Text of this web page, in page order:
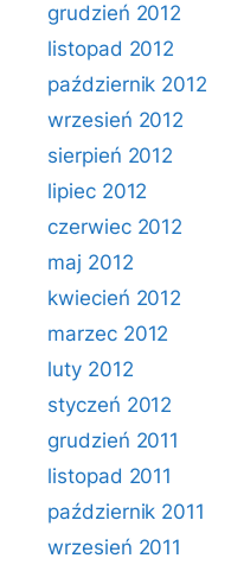
grudzień 2012
listopad 2012
październik 2012
wrzesień 2012
sierpień 2012
lipiec 2012
czerwiec 2012
maj 2012
kwiecień 2012
marzec 2012
luty 2012
styczeń 2012
grudzień 2011
listopad 2011
październik 2011
wrzesień 2011